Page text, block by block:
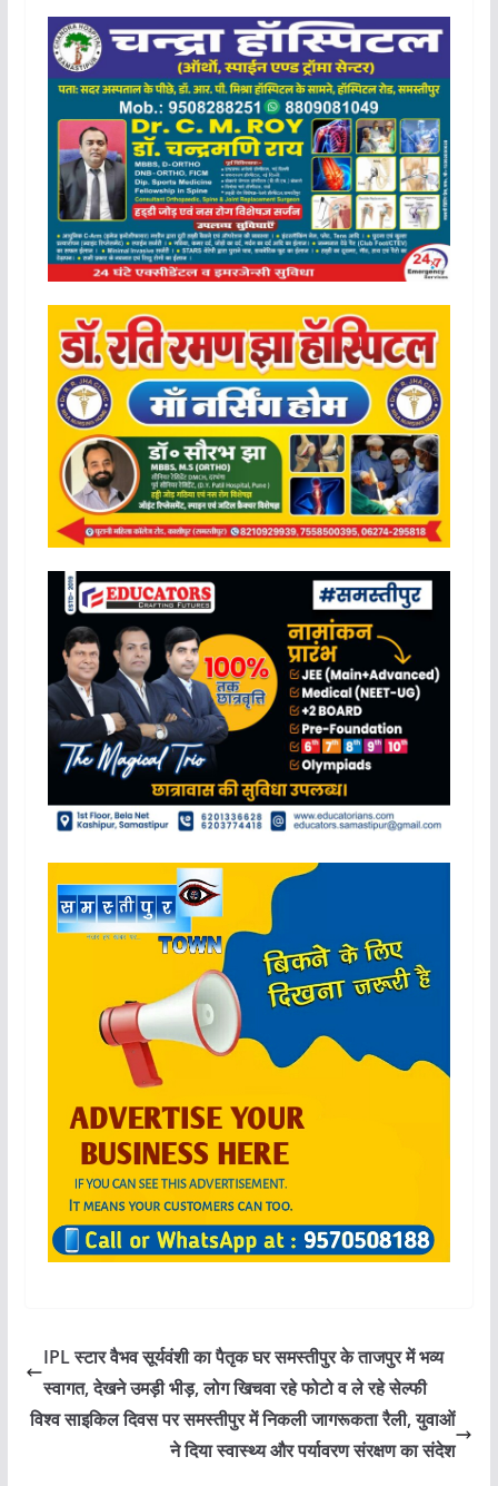
IPL स्टार वैभव सूर्यवंशी का पैतृक घर समस्तीपुर के ताजपुर में भव्य
स्वागत, देखने उमड़ी भीड़, लोग खिचवा रहे फोटो व ले रहे सेल्फी
विश्व साइकिल दिवस पर समस्तीपुर में निकली जागरूकता रैली, युवाओं
ने दिया स्वास्थ्य और पर्यावरण संरक्षण का संदेश